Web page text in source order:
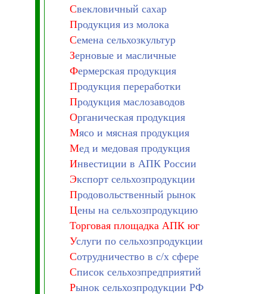
Свекловичный сахар
Продукция из молока
Семена сельхозкультур
Зерновые и масличные
Фермерская продукция
Продукция переработки
Продукция маслозаводов
Органическая продукция
Мясо и мясная продукция
Мед и медовая продукция
Инвестиции в АПК России
Экспорт сельхозпродукции
Продовольственный рынок
Цены на сельхозпродукцию
Торговая площадка АПК юг
Услуги по сельхозпродукции
Сотрудничество в с/х сфере
Список сельхозпредприятий
Рынок сельхозпродукции РФ